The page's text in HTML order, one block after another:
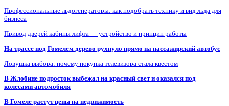
Профессиональные льдогенераторы: как подобрать технику и вид льда для
бизнеса
Привод дверей кабины лифта — устройство и принцип работы
На трассе под Гомелем дерево рухнуло прямо на пассажирский автобус
Ловушка выбора: почему покупка телевизора стала квестом
В Жлобине подросток выбежал на красный свет и оказался под
колесами автомобиля
В Гомеле растут цены на недвижимость